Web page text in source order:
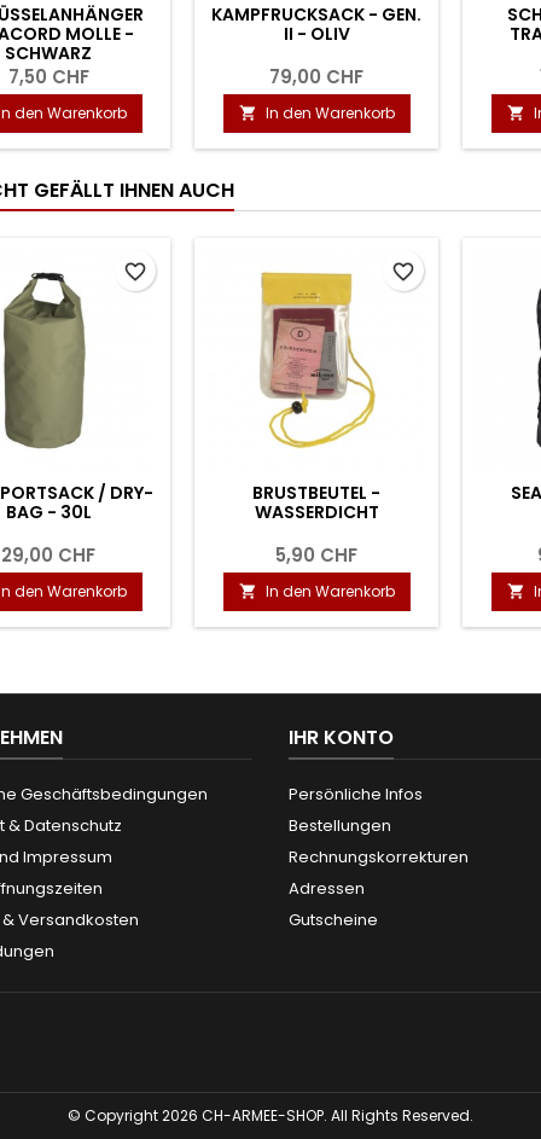
MOLLE -
SCHWARZ
7,50 CHF
den Warenkorb
KAMPFRUCKSACK - GEN.
II - OLIV
79,00 CHF
 In den Warenkorb 
GEFÄLLT IHNEN AUCH
/ DRY-
BAG - 30L
29,00 CHF
den Warenkorb
favorite_border
BRUSTBEUTEL -
WASSERDICHT
5,90 CHF
 In den Warenkorb
favorite_border

Geschäftsbedingungen
& Datenschutz
Impressum
Versandkosten
IHR KONTO
Persönliche Infos
Bestellungen
Rechnungskorrekturen
Adressen
Gutscheine
© Copyright 2026 CH-ARMEE-SHOP. All Rights Reserved.